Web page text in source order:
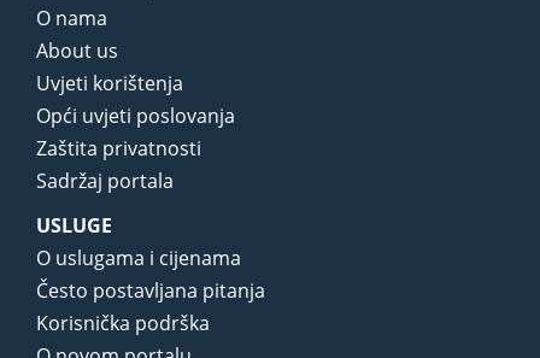
O nama
About us
Uvjeti korištenja
Opći uvjeti poslovanja
Zaštita privatnosti
Sadržaj portala
USLUGE
O uslugama i cijenama
Često postavljana pitanja
Korisnička podrška